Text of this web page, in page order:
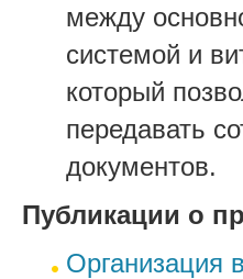
между
системой и
который
передавать
документов.
Публикации о
Организация